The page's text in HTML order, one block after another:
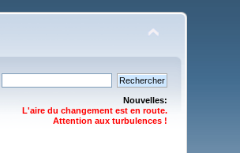
Nouvelles:
L'aire du changement est en route.
Attention aux turbulences !